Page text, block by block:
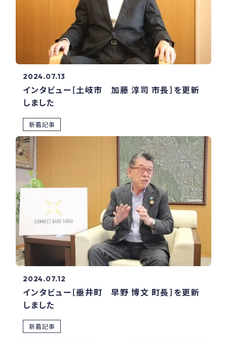
2024.07.13
インタビュー［土岐市 加藤 淳司 市長］を更新
しました
新着記事
2024.07.12
インタビュー［垂井町 早野 博文 町長］を更新
しました
新着記事